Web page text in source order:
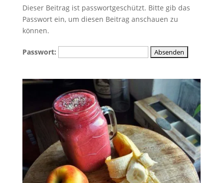
Dieser Beitrag ist passwortgeschützt. Bitte gib das
Passwort ein, um diesen Beitrag anschauen zu
können.
Passwort: